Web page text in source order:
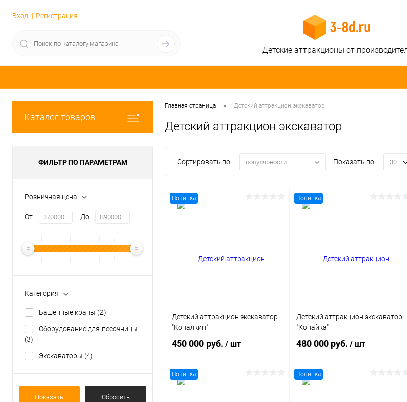
Вход Регистрация
Детские аттракционы от
Каталог товаров
ФИЛЬТР ПО ПАРАМЕТРАМ
Розничная цена
От До
Категория
Башенные краны (2)
Оборудование для песочницы
(3)
Экскаваторы (4)
Показать Сбросить
Главная страница • Детский аттракцион экскаватор
Детский аттракцион экскаватор
Сортировать по: популярности Показать по: 30
Новинка
Детский аттракцион экскаватор
"Копалкин"
450 000 руб. / шт
Новинка
Детский аттракцион экскаватор
"Копайка"
480 000 руб. / шт
Новинка Новинка